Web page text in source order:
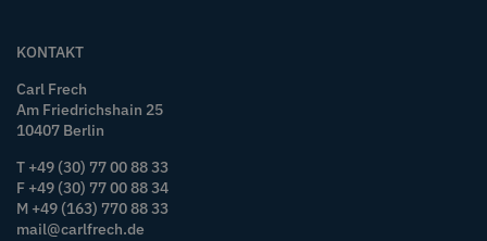
KONTAKT
Carl Frech
Am Friedrichshain 25
10407 Berlin
T +49 (30) 77 00 88 33
F +49 (30) 77 00 88 34
M +49 (163) 770 88 33
mail@carlfrech.de